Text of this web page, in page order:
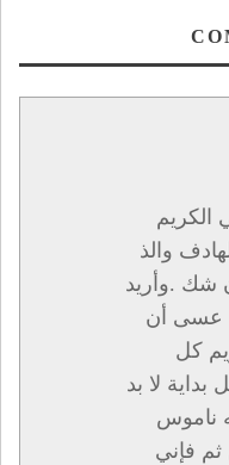
الكريم
والذ
شك .وأريد
عسى أن
كل
لا بد
ناموس
ثم فإني